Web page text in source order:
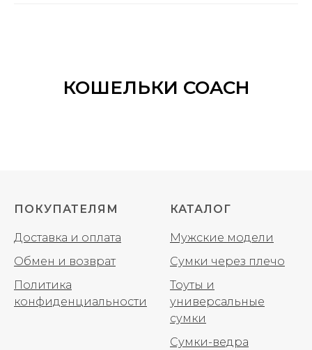
КОШЕЛЬКИ COACH
ПОКУПАТЕЛЯМ
Доставка и оплата
Обмен и возврат
Политика
конфиденциальности
КАТАЛОГ
Мужские модели
Сумки через плечо
Тоуты и
универсальные
сумки
Сумки-ведра